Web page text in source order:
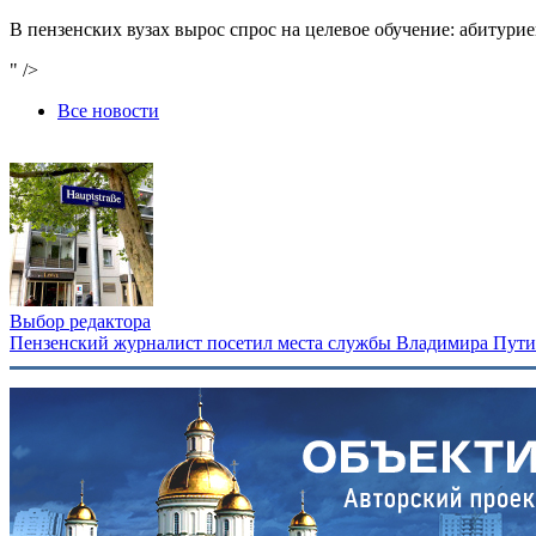
В пензенских вузах вырос спрос на целевое обучение:
" />
Все новости
Выбор редактора
Пензенский журналист посетил места службы Владимира